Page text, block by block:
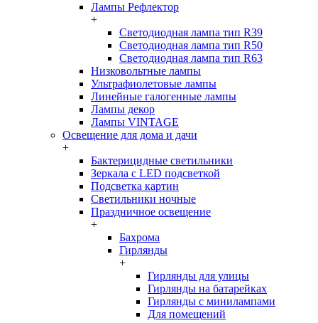
Лампы Рефлектор
+
Светодиодная лампа тип R39
Светодиодная лампа тип R50
Светодиодная лампа тип R63
Низковольтные лампы
Ультрафиолетовые лампы
Линейные галогенные лампы
Лампы декор
Лампы VINTAGE
Освещение для дома и дачи
+
Бактерицидные светильники
Зеркала с LED подсветкой
Подсветка картин
Светильники ночные
Праздничное освещение
+
Бахрома
Гирлянды
+
Гирлянды для улицы
Гирлянды на батарейках
Гирлянды с минилампами
Для помещений